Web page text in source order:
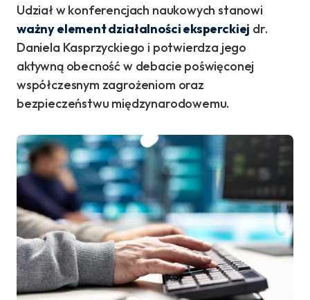
Udział w konferencjach naukowych stanowi
ważny element działalności eksperckiej dr.
Daniela Kasprzyckiego i potwierdza jego
aktywną obecność w debacie poświęconej
współczesnym zagrożeniom oraz
bezpieczeństwu międzynarodowemu.